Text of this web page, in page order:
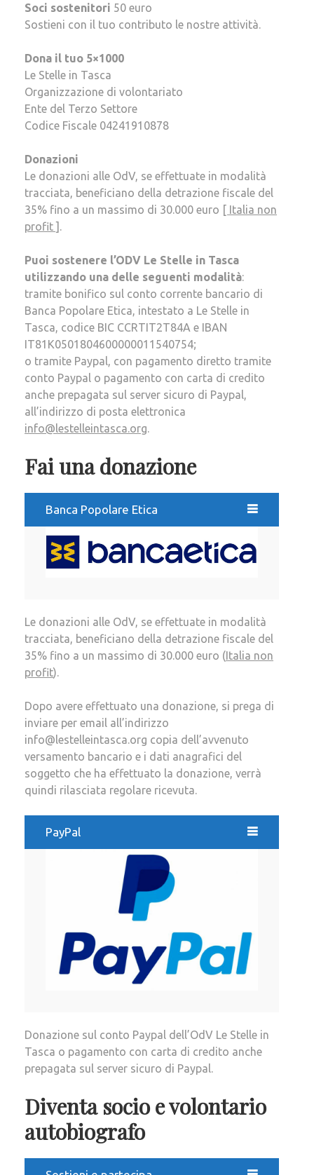
Soci sostenitori 50 euro
Sostieni con il tuo contributo le nostre attività.
Dona il tuo 5×1000
Le Stelle in Tasca
Organizzazione di volontariato
Ente del Terzo Settore
Codice Fiscale 04241910878
Donazioni
Le donazioni alle OdV, se effettuate in modalità
tracciata, beneficiano della detrazione fiscale del
35% fino a un massimo di 30.000 euro [ Italia non
profit ]
Puoi sostenere l’ODV Le Stelle in Tasca
utilizzando una delle seguenti modalità:
tramite bonifico sul conto corrente bancario di
Banca Popolare Etica, intestato a Le Stelle in
Tasca, codice BIC CCRTIT2T84A e IBAN
IT81K0501804600000011540754;
o tramite Paypal, con pagamento diretto tramite
conto Paypal o pagamento con carta di credito
anche prepagata sul server sicuro di Paypal,
all’indirizzo di posta elettronica
info@lestelleintasca.org
Fai una donazione
Banca Popolare Etica
Le donazioni alle OdV, se effettuate in modalità
tracciata, beneficiano della detrazione fiscale del
35% fino a un massimo di 30.000 euro (Italia non
profit).
Dopo avere effettuato una donazione, si prega di
inviare per email all’indirizzo
info@lestelleintasca.org copia dell’avvenuto
versamento bancario e i dati anagrafici del
soggetto che ha effettuato la donazione, verrà
quindi rilasciata regolare ricevuta.
PayPal
Donazione sul conto Paypal dell’OdV Le Stelle in
Tasca o pagamento con carta di credito anche
prepagata sul server sicuro di Paypal.
Diventa socio e volontario
autobiografo